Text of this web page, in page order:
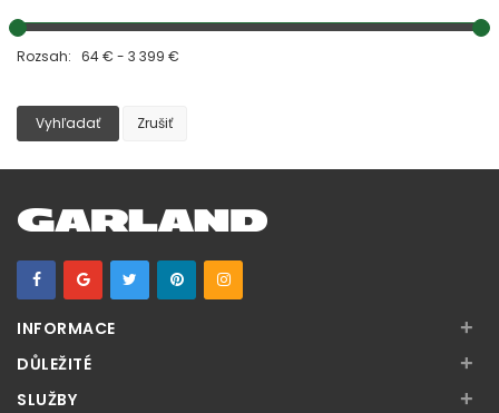
Rozsah: 64 € - 3 399 €
Vyhľadať Zrušiť
INFORMACE +
DŮLEŽITÉ +
SLUŽBY +